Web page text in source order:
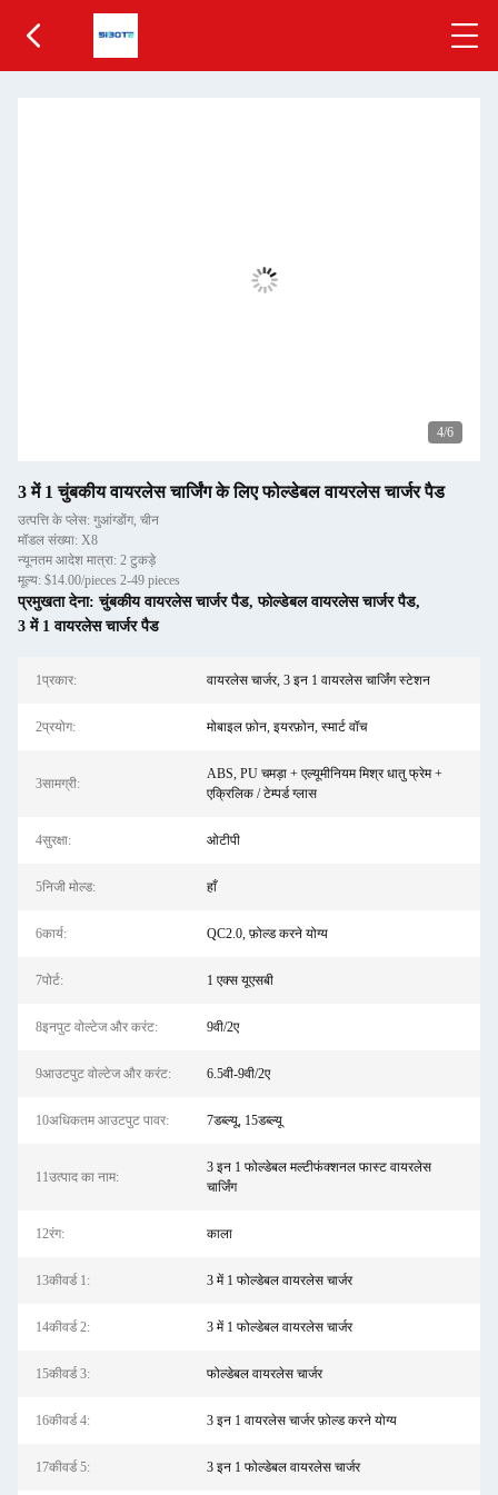
5/6
3 में 1 चुंबकीय वायरलेस चार्जिंग के लिए फोल्डेबल वायरलेस चार्जर पैड
उत्पत्ति के प्लेस: गुआंग्डोंग, चीन
मॉडल संख्या: X8
न्यूनतम आदेश मात्रा: 2 टुकड़े
मूल्य: $14.00/pieces 2-49 pieces
प्रमुखता देना:चुंबकीय वायरलेस चार्जर पैड,फोल्डेबल वायरलेस चार्जर पैड,
3 में 1 वायरलेस चार्जर पैड
1प्रकार: वायरलेस चार्जर, 3 इन 1 वायरलेस चार्जिंग स्टेशन
2प्रयोग: मोबाइल फ़ोन, इयरफ़ोन, स्मार्ट वॉच
3सामग्री:
ABS, PU चमड़ा + एल्यूमीनियम मिश्र धातु फ्रेम +
एक्रिलिक / टेम्पर्ड ग्लास
4सुरक्षा: ओटीपी
5निजी मोल्ड: हाँ
6कार्य: QC2.0, फ़ोल्ड करने योग्य
7पोर्ट: 1 एक्स यूएसबी
8इनपुट वोल्टेज और करंट: 9वी/2ए
9आउटपुट वोल्टेज और करंट: 6.5वी-9वी/2ए
10अधिकतम आउटपुट पावर: 7डब्ल्यू, 15डब्ल्यू
11उत्पाद का नाम:
3 इन 1 फोल्डेबल मल्टीफंक्शनल फास्ट वायरलेस
चार्जिंग
12रंग: काला
13कीवर्ड 1: 3 में 1 फोल्डेबल वायरलेस चार्जर
14कीवर्ड 2: 3 में 1 फोल्डेबल वायरलेस चार्जर
15कीवर्ड 3: फोल्डेबल वायरलेस चार्जर
16कीवर्ड 4: 3 इन 1 वायरलेस चार्जर फ़ोल्ड करने योग्य
17कीवर्ड 5: 3 इन 1 फोल्डेबल वायरलेस चार्जर